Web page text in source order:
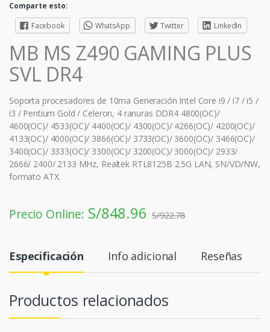
Comparte esto:
Facebook
WhatsApp Twitter LinkedIn
MB MS Z490 GAMING PLUS
SVL DR4
Soporta procesadores de 10ma Generación Intel Core i9 / i7 / i5 /
i3 / Pentium Gold / Celeron, 4 ranuras DDR4 4800(OC)/
4600(OC)/ 4533(OC)/ 4400(OC)/ 4300(OC)/ 4266(OC)/ 4200(OC)/
4133(OC)/ 4000(OC)/ 3866(OC)/ 3733(OC)/ 3600(OC)/ 3466(OC)/
3400(OC)/ 3333(OC)/ 3300(OC)/ 3200(OC)/ 3000(OC)/ 2933/
2666/ 2400/ 2133 MHz, Realtek RTL8125B 2.5G LAN, SN/VD/NW,
formato ATX.
Precio Online: S/848.96 S/922.78
Especificación Info adicional Reseñas
Productos relacionados